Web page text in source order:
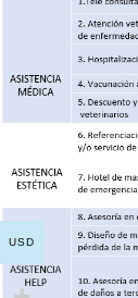
USD